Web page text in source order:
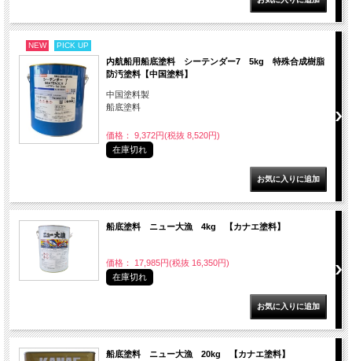
NEW PICK UP
内航船用船底塗料 シーテンダー7 5kg 特殊合成樹脂
防汚塗料【中国塗料】
中国塗料製
船底塗料
価格： 9,372円(税抜 8,520円)
在庫切れ
船底塗料 ニュー大漁 4kg 【カナエ塗料】
価格： 17,985円(税抜 16,350円)
在庫切れ
船底塗料 ニュー大漁 20kg 【カナエ塗料】